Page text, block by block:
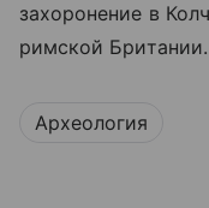
захоронение в
римской Британии.
Археология